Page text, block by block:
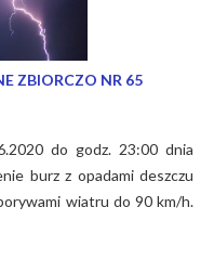
ZBIORCZO NR 65
do godz. 23:00 dnia
burz z opadami deszczu
wiatru do 90 km/h.